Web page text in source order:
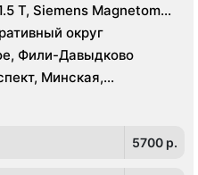
T, Siemens Magnetom
Optima CT660 64
16 срезов, УЗИ
E8
округ
Фили-Давыдково
Минская,
5700 p.